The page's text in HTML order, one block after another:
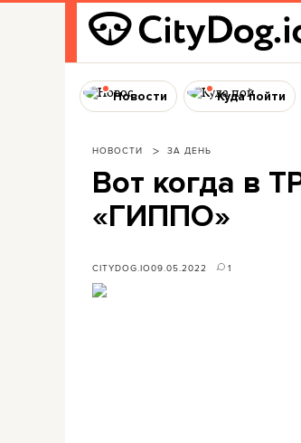
Новости Куда пойти
НОВОСТИ ЗА ДЕНЬ
Вот когда в
«ГИППО»
CITYDOG.IO09.05.2022 1